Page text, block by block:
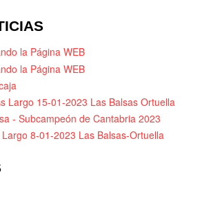
la Página WEB
la Página WEB
Largo 15-01-2023 Las Balsas Ortuella
- Subcampeón de Cantabria 2023
8-01-2023 Las Balsas-Ortuella